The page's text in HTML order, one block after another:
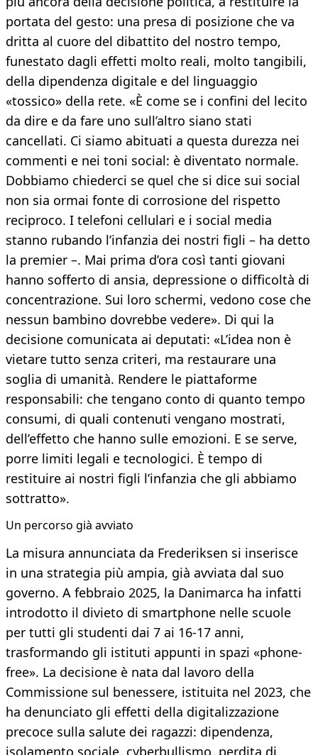
portata del gesto: una presa di posizione che va
dritta al cuore del dibattito del nostro tempo,
funestato dagli effetti molto reali, molto tangibili,
della dipendenza digitale e del linguaggio
«tossico» della rete. «È come se i confini del lecito
da dire e da fare uno sull’altro siano stati
cancellati. Ci siamo abituati a questa durezza nei
commenti e nei toni social: è diventato normale.
Dobbiamo chiederci se quel che si dice sui social
non sia ormai fonte di corrosione del rispetto
reciproco. I telefoni cellulari e i social media
stanno rubando l’infanzia dei nostri figli – ha detto
la premier –. Mai prima d’ora così tanti giovani
hanno sofferto di ansia, depressione o difficoltà di
concentrazione. Sui loro schermi, vedono cose che
nessun bambino dovrebbe vedere». Di qui la
decisione comunicata ai deputati: «L’idea non è
vietare tutto senza criteri, ma restaurare una
soglia di umanità. Rendere le piattaforme
responsabili: che tengano conto di quanto tempo
consumi, di quali contenuti vengano mostrati,
dell’effetto che hanno sulle emozioni. E se serve,
porre limiti legali e tecnologici. È tempo di
restituire ai nostri figli l’infanzia che gli abbiamo
sottratto».
Un percorso già avviato
La misura annunciata da Frederiksen si inserisce
in una strategia più ampia, già avviata dal suo
governo. A febbraio 2025, la Danimarca ha infatti
introdotto il divieto di smartphone nelle scuole
per tutti gli studenti dai 7 ai 16-17 anni,
trasformando gli istituti appunti in spazi «phone-
free». La decisione è nata dal lavoro della
Commissione sul benessere, istituita nel 2023, che
ha denunciato gli effetti della digitalizzazione
precoce sulla salute dei ragazzi: dipendenza,
isolamento sociale, cyberbullismo, perdita di